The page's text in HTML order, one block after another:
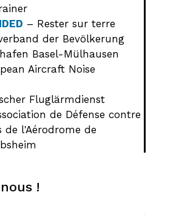
– Rester sur terre
der Bevölkerung
Basel-Mülhausen
Aircraft Noise
Fluglärmdienst
de Défense contre
de l'Aérodrome de
!